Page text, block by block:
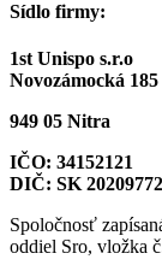
Sídlo firmy:
1st Unispo s.r.o
Novozámocká 185
949 05 Nitra
IČO: 34152121
DIČ: SK
Spoločnosť
oddiel Sro, vložka